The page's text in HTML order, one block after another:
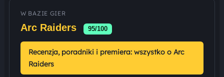
W BAZIE GIER
Arc Raiders 95/100
Recenzja, poradniki i premiera: wszystko o Arc
Raiders